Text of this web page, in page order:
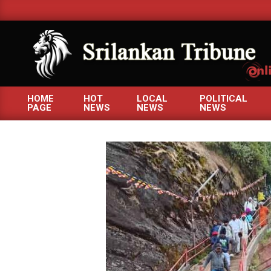
to
HOME
PAGE
HOT
NEWS
LOCAL
NEWS
POLITICAL
NEWS